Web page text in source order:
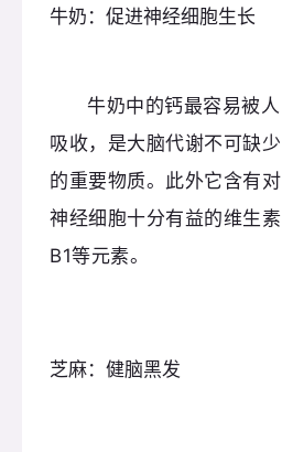
牛奶：促进神经细胞生长
牛奶中的钙最容易被人
吸收，是大脑代谢不可缺少
的重要物质。此外它含有对
神经细胞十分有益的维生素
B1等元素。
芝麻：健脑黑发